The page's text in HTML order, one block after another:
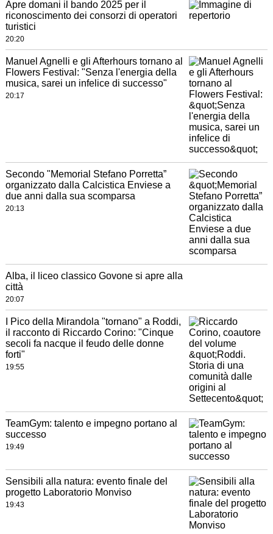
Apre domani il bando 2025 per il
riconoscimento dei consorzi di operatori
turistici
20:20
Manuel Agnelli e gli Afterhours tornano al
Flowers Festival: "Senza l'energia della
musica, sarei un infelice di successo"
20:17
Secondo "Memorial Stefano Porretta”
organizzato dalla Calcistica Enviese a
due anni dalla sua scomparsa
20:13
Alba, il liceo classico Govone si apre alla
città
20:07
I Pico della Mirandola "tornano" a Roddi,
il racconto di Riccardo Corino: "Cinque
secoli fa nacque il feudo delle donne
forti"
19:55
TeamGym: talento e impegno portano al
successo
19:49
Sensibili alla natura: evento finale del
progetto Laboratorio Monviso
19:43